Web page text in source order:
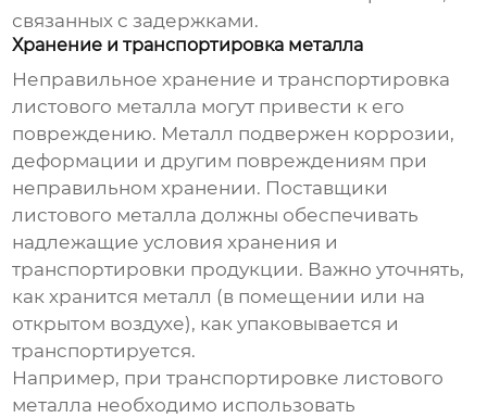
связанных с задержками.
Хранение и транспортировка металла
Неправильное хранение и транспортировка
листового металла могут привести к его
повреждению. Металл подвержен коррозии,
деформации и другим повреждениям при
неправильном хранении. Поставщики
листового металла должны обеспечивать
надлежащие условия хранения и
транспортировки продукции. Важно уточнять,
как хранится металл (в помещении или на
открытом воздухе), как упаковывается и
транспортируется.
Например, при транспортировке листового
металла необходимо использовать